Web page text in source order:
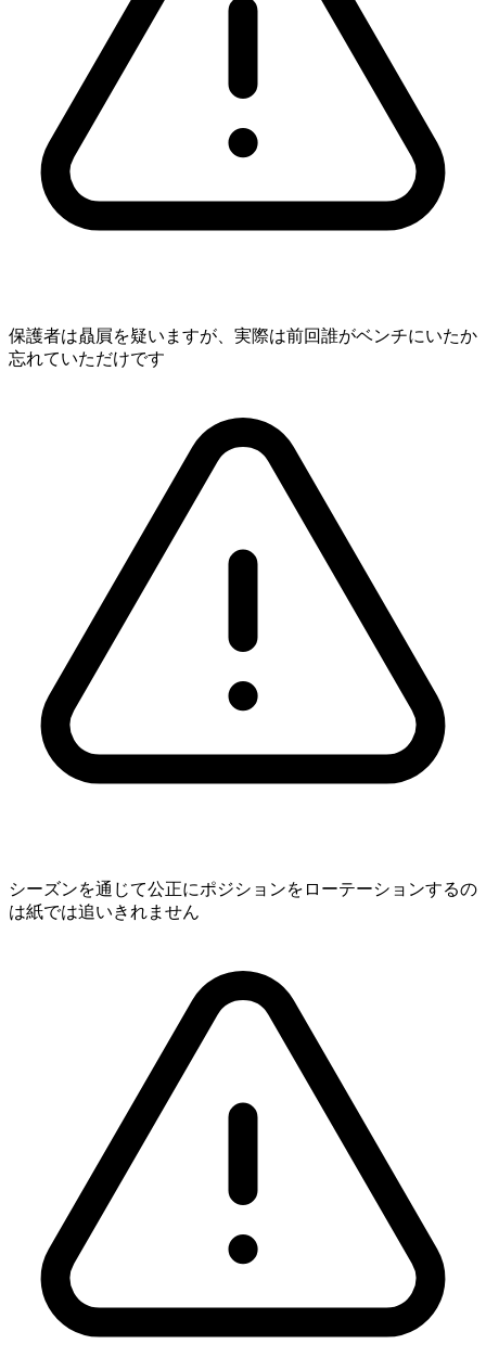
保護者は贔屓を疑いますが、実際は前回誰がベンチにいたか
忘れていただけです
シーズンを通じて公正にポジションをローテーションするの
は紙では追いきれません